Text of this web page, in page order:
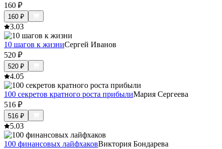
160 ₽
160 ₽
3.03
10 шагов к жизниСергей Иванов
520 ₽
520 ₽
4.05
100 секретов кратного роста прибылиМария Сергеева
516 ₽
516 ₽
5.03
100 финансовых лайфхаковВиктория Бондарева